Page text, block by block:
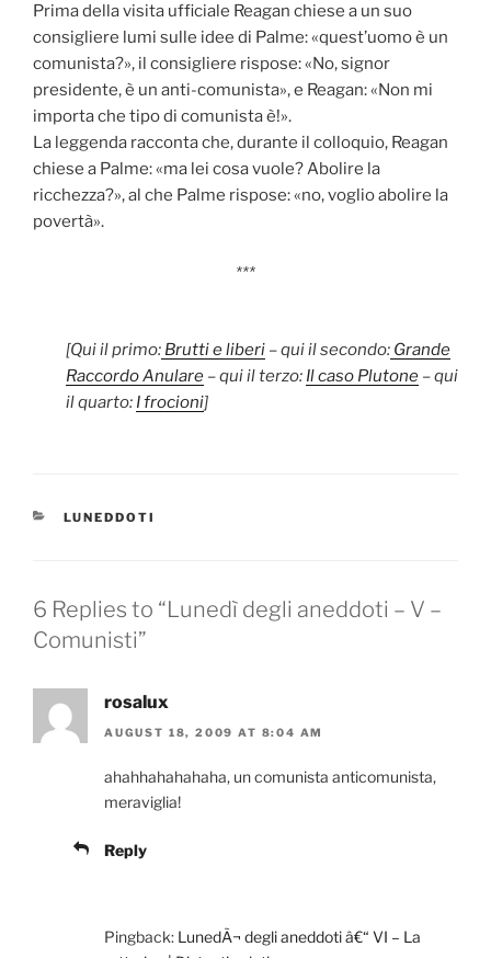
Prima della visita ufficiale Reagan chiese a un suo
consigliere lumi sulle idee di Palme: «quest’uomo è un
comunista?», il consigliere rispose: «No, signor
presidente, è un anti-comunista», e Reagan: «Non mi
importa che tipo di comunista è!».
La leggenda racconta che, durante il colloquio, Reagan
chiese a Palme: «ma lei cosa vuole? Abolire la
ricchezza?», al che Palme rispose: «no, voglio abolire la
povertà».
***
[Qui il primo: Brutti e liberi –qui il secondo: Grande
Raccordo Anulare – qui il terzo: Il caso Plutone –qui
il quarto: I frocioni]
CATEGORIES
LUNEDDOTI
6 Replies to “Lunedì degli aneddoti – V –
Comunisti”
rosalux
AUGUST 18, 2009 AT 8:04 AM
ahahhahahahaha, un comunista anticomunista,
meraviglia!
Reply
Pingback: LunedÃ¬ degli aneddoti â€“ VI – La